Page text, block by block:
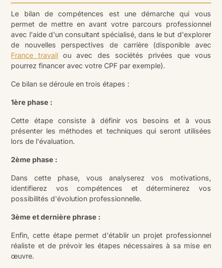
Le bilan de compétences est une démarche qui vous
permet de mettre en avant votre parcours professionnel
avec l'aide d'un consultant spécialisé, dans le but d'explorer
de nouvelles perspectives de carrière (disponible avec
France travail ou avec des sociétés privées que vous
pourrez financer avec votre CPF par exemple).
Ce bilan se déroule en trois étapes :
1ère phase :
Cette étape consiste à définir vos besoins et à vous
présenter les méthodes et techniques qui seront utilisées
lors de l'évaluation.
2ème phase :
Dans cette phase, vous analyserez vos motivations,
identifierez vos compétences et déterminerez vos
possibilités d'évolution professionnelle.
3ème et dernière phrase :
Enfin, cette étape permet d'établir un projet professionnel
réaliste et de prévoir les étapes nécessaires à sa mise en
œuvre.